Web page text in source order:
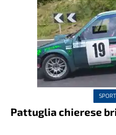
SPORT
Pattuglia chierese